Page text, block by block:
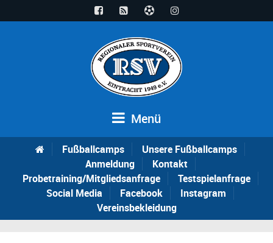
Menü
Fußballcamps
Unsere Fußballcamps
Anmeldung
Kontakt
Probetraining/Mitgliedsanfrage
Testspielanfrage
Social Media
Facebook
Instagram
Vereinsbekleidung